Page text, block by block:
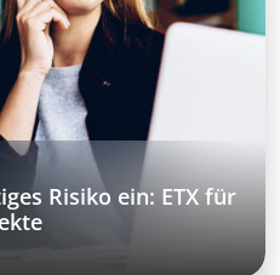
Risiko ein: ETX für